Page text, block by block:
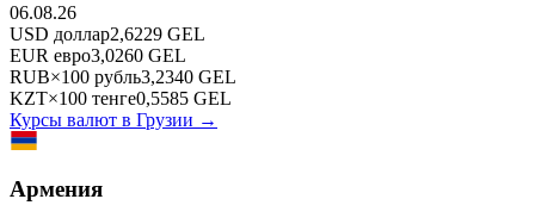
06.08.26
USD доллар2,6229 GEL
EUR евро3,0260 GEL
RUB×100 рубль3,2340 GEL
KZT×100 тенге0,5585 GEL
Курсы валют в Грузии →
Армения